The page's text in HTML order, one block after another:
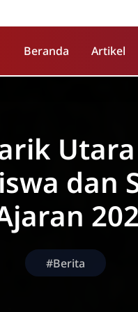
Beranda Artikel
dan
#Berita